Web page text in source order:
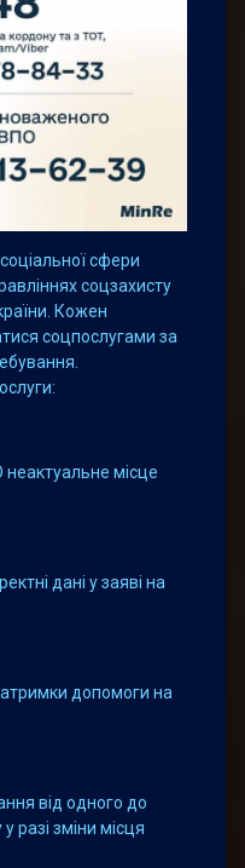
сфери
соцзахисту
Кожен
соцпослугами за
місце
дані у заяві на
допомоги на
від одного до
разі зміни місця